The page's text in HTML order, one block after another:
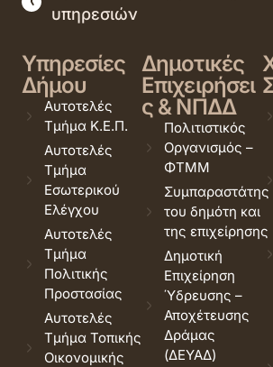
υπηρεσιών
Υπηρεσίες
Δήμου
Αυτοτελές
Τμήμα Κ.Ε.Π.
Αυτοτελές
Τμήμα
Εσωτερικού
Ελέγχου
Αυτοτελές
Τμήμα
Πολιτικής
Προστασίας
Αυτοτελές
Τμήμα Τοπικής
Οικονομικής
Δημοτικές
Επιχειρήσει
ς & ΝΠΔΔ
Πολιτιστικός
Οργανισμός –
ΦΤΜΜ
Συμπαραστάτης
του δημότη και
της επιχείρησης
Δημοτική
Επιχείρηση
Ύδρευσης –
Αποχέτευσης
Δράμας
(ΔΕΥΑΔ)